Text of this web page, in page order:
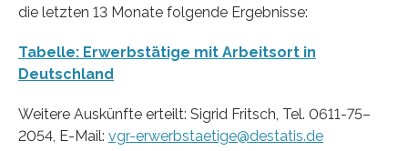
die letzten 13 Monate folgende Ergebnisse:
Tabelle: Erwerbstätige mit Arbeitsort in
Deutschland
Weitere Auskünfte erteilt: Sigrid Fritsch, Tel. 0611-75–
2054, E-Mail: vgr-erwerbstaetige@destatis.de